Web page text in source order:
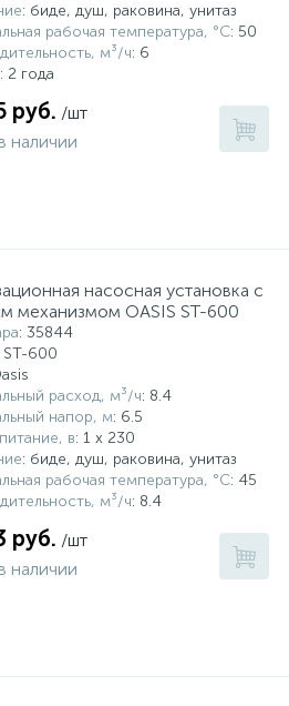
: биде, душ, раковина, унитаз
рабочая температура, °С: 50
м³/ч: 6
: 2 года
руб. /шт
наличии
насосная установка с
механизмом OASIS ST-600
: 35844
ST-600
расход, м³/ч: 8.4
напор, м: 6.5
в: 1 x 230
: биде, душ, раковина, унитаз
рабочая температура, °С: 45
м³/ч: 8.4
руб. /шт
наличии